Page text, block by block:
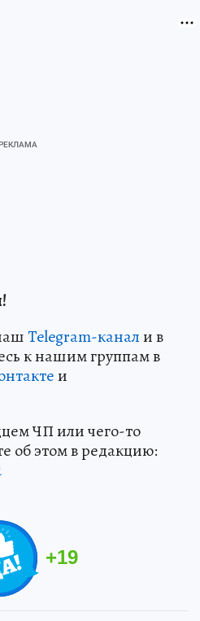
Telegram-канали в
к нашим группам в
и
ЧП или чего-то
об этом в редакцию:
+19